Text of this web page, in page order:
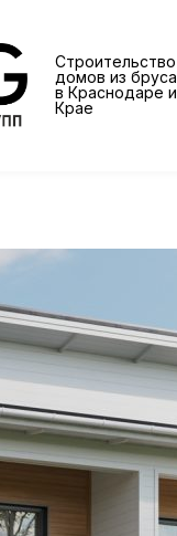
Строительство
домов из бруса
в Краснодаре и
Крае